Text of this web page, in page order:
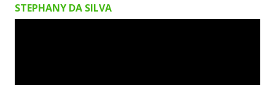
STEPHANY DA SILVA